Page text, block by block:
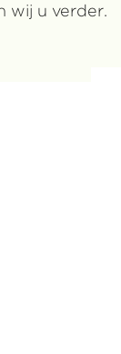
wij u verder.